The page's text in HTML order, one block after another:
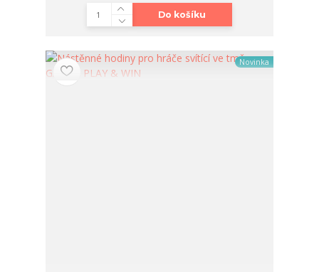
Do košíku
Novinka